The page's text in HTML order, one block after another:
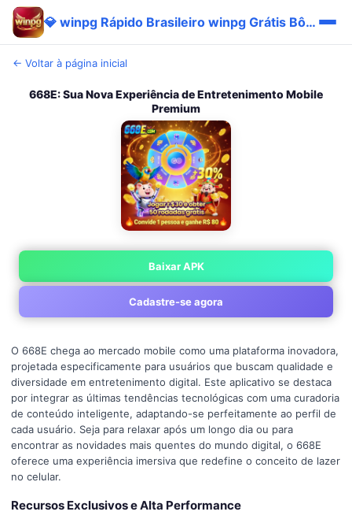
💎 winpg Rápido Brasileiro winpg Grátis Bônus Baixar ⚡
← Voltar à página inicial
668E: Sua Nova Experiência de Entretenimento Mobile
Premium
Baixar APK
Cadastre-se agora
O 668E chega ao mercado mobile como uma plataforma inovadora,
projetada especificamente para usuários que buscam qualidade e
diversidade em entretenimento digital. Este aplicativo se destaca
por integrar as últimas tendências tecnológicas com uma curadoria
de conteúdo inteligente, adaptando-se perfeitamente ao perfil de
cada usuário. Seja para relaxar após um longo dia ou para
encontrar as novidades mais quentes do mundo digital, o 668E
oferece uma experiência imersiva que redefine o conceito de lazer
no celular.
Recursos Exclusivos e Alta Performance